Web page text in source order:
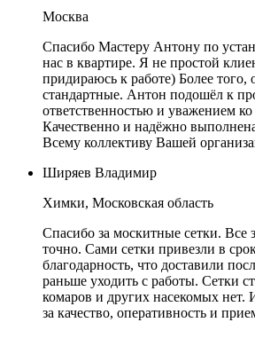
Москва
Спасибо Мастеру Антону по
нас в квартире. Я не простой
придираюсь к работе) Более того,
стандартные. Антон подошёл к
ответственностью и уважением
Качественно и надёжно
Всему коллективу Вашей
Ширяев Владимир
Химки, Московская область
Спасибо за москитные сетки. Все
точно. Сами сетки привезли в
благодарность, что доставили
раньше уходить с работы. Сетки
комаров и других насекомых нет.
за качество, оперативность и